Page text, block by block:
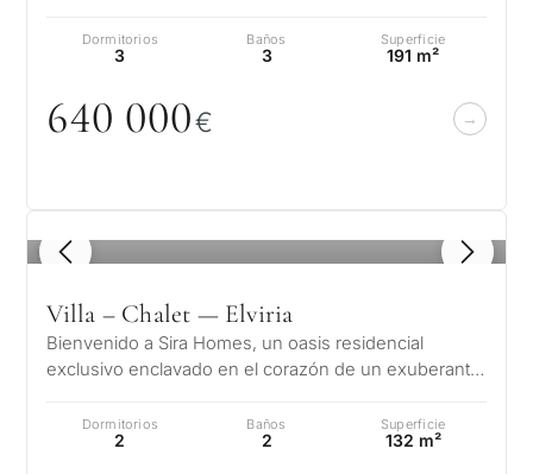
Dormitorios
3
Baños
3
Superficie
191 m²
640 000€
1 / 8
Villa – Chalet — Elviria
Bienvenido a Sira Homes, un oasis residencial
exclusivo enclavado en el corazón de un exuberante
Dormitorios
2
Baños
2
Superficie
132 m²